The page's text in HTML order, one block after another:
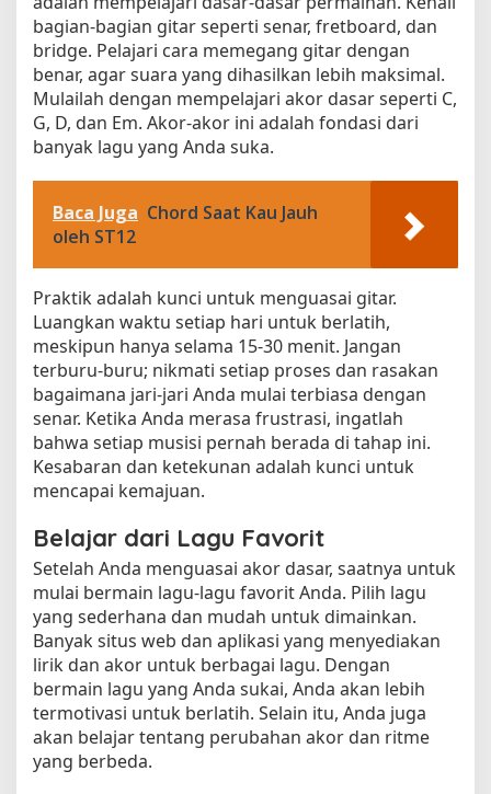
bagian-bagian gitar seperti senar, fretboard, dan
bridge. Pelajari cara memegang gitar dengan
benar, agar suara yang dihasilkan lebih maksimal.
Mulailah dengan mempelajari akor dasar seperti C,
G, D, dan Em. Akor-akor ini adalah fondasi dari
banyak lagu yang Anda suka.
Baca Juga Chord Saat Kau Jauh
oleh ST12
Praktik adalah kunci untuk menguasai gitar.
Luangkan waktu setiap hari untuk berlatih,
meskipun hanya selama 15-30 menit. Jangan
terburu-buru; nikmati setiap proses dan rasakan
bagaimana jari-jari Anda mulai terbiasa dengan
senar. Ketika Anda merasa frustrasi, ingatlah
bahwa setiap musisi pernah berada di tahap ini.
Kesabaran dan ketekunan adalah kunci untuk
mencapai kemajuan.
Belajar dari Lagu Favorit
Setelah Anda menguasai akor dasar, saatnya untuk
mulai bermain lagu-lagu favorit Anda. Pilih lagu
yang sederhana dan mudah untuk dimainkan.
Banyak situs web dan aplikasi yang menyediakan
lirik dan akor untuk berbagai lagu. Dengan
bermain lagu yang Anda sukai, Anda akan lebih
termotivasi untuk berlatih. Selain itu, Anda juga
akan belajar tentang perubahan akor dan ritme
yang berbeda.